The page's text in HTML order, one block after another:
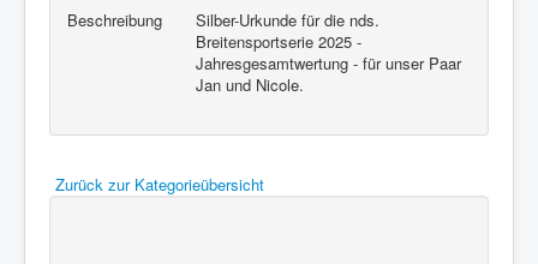
Impressum
Beschreibung
Silber-Urkunde für die nds.
Breitensportserie 2025 -
Jahresgesamtwertung - für unser Paar
Jan und Nicole.
Zurück zur Kategorieübersicht